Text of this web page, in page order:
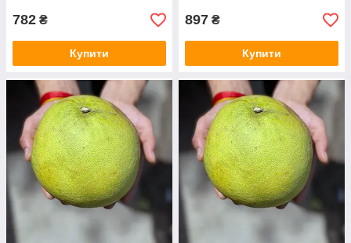
782 ₴
Купити
897 ₴
Купити